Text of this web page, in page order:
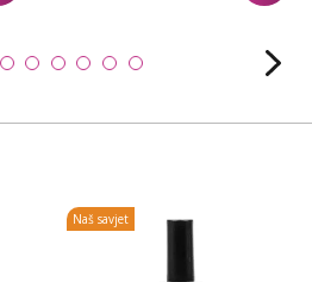
Naš savjet